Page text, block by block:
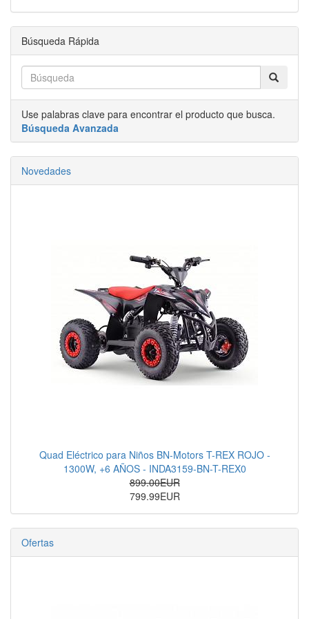
Búsqueda Rápida
Use palabras clave para encontrar el producto que busca.
Búsqueda Avanzada
Novedades
Quad Eléctrico para Niños BN-Motors T-REX ROJO -
1300W, +6 AÑOS - INDA3159-BN-T-REX0
899.00EUR
799.99EUR
Ofertas